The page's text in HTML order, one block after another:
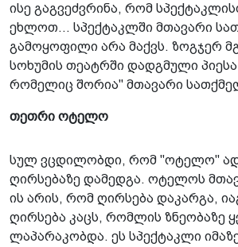
ისე გაგვეძვრინა, რომ
ეხლოთ... სპექტაკლში მთავარი
გამოყოფილი არა მაქვს. ზოგჯერ
სოხუმის თეატრში დადგმული პიესა
რომელიც შორია" მთავარი
თეთრი ოტელო
სულ ვცდილობდი, რომ "ოტელო"
ღირსებაზე დამედგა. ოტელოს
ის არის, რომ ღირსება დაკარგა,
ღირსება კაცს, რომლის ზნეობაზე
ლაპარაკობდა. ეს სპექტაკლი